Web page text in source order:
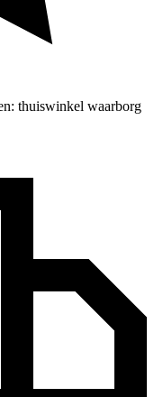
thuiswinkel waarborg